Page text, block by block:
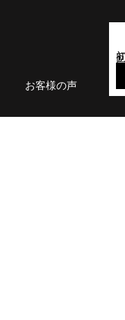
お客様の声